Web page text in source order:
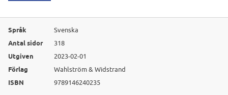
Språk Svenska
Antal sidor 318
Utgiven 2023-02-01
Förlag Wahlström & Widstrand
ISBN 9789146240235